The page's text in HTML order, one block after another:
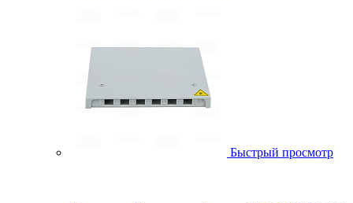
Быстрый просмотр